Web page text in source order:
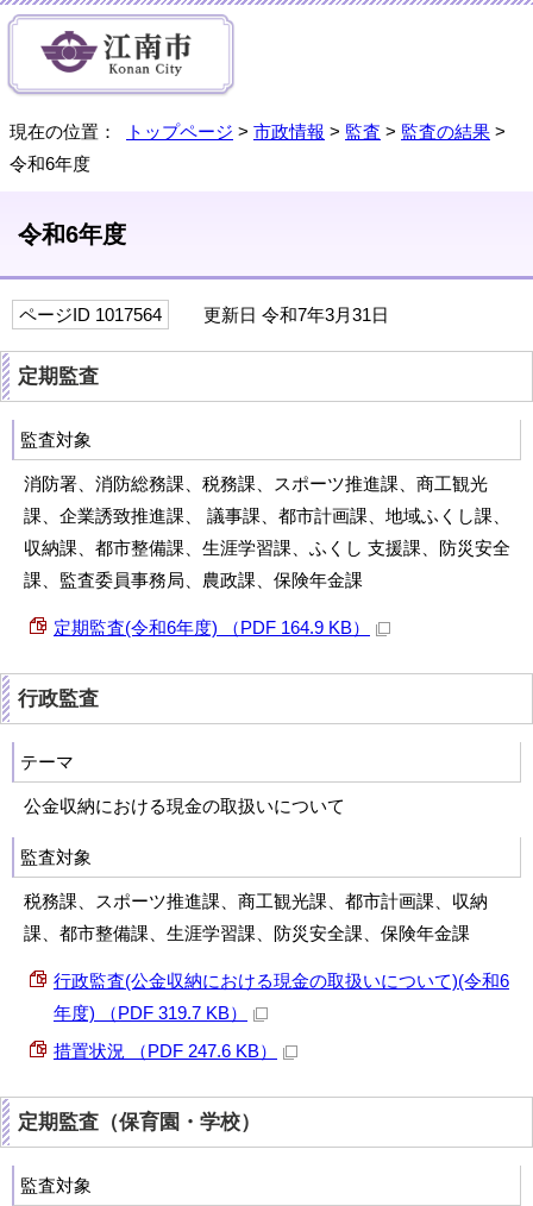
現在の位置： トップページ > 市政情報 > 監査 > 監査の結果 >
令和6年度
令和6年度
ページID 1017564 更新日 令和7年3月31日
定期監査
監査対象
消防署、消防総務課、税務課、スポーツ推進課、商工観光
課、企業誘致推進課、 議事課、都市計画課、地域ふくし課、
収納課、都市整備課、生涯学習課、ふくし 支援課、防災安全
課、監査委員事務局、農政課、保険年金課
定期監査(令和6年度) （PDF 164.9 KB）
行政監査
テーマ
公金収納における現金の取扱いについて
監査対象
税務課、スポーツ推進課、商工観光課、都市計画課、収納
課、都市整備課、生涯学習課、防災安全課、保険年金課
行政監査(公金収納における現金の取扱いについて)(令和6
年度) （PDF 319.7 KB）
措置状況 （PDF 247.6 KB）
定期監査（保育園・学校）
監査対象